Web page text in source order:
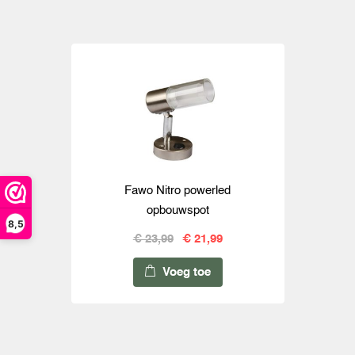
8,5
Fawo Nitro powerled
opbouwspot
€ 23,99 € 21,99
Voeg toe